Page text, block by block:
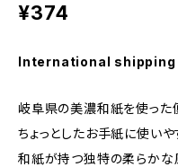
¥374
International shipping
岐阜県の美濃和紙を使った
ちょっとしたお手紙に使いや
和紙が持つ独特の柔らかな